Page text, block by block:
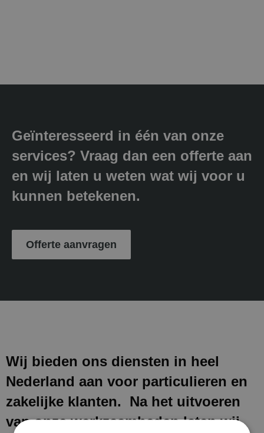
Geïnteresseerd in één van onze
services? Vraag dan een offerte aan
en wij laten u weten wat wij voor u
kunnen betekenen.
Offerte aanvragen
Wij bieden ons diensten in heel
Nederland aan voor particulieren en
zakelijke klanten. Na het uitvoeren
van onze werkzaamheden laten wij